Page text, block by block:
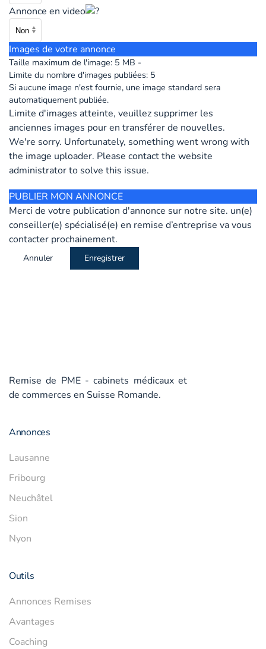
Annonce en video
Images de votre annonce
Taille maximum de l'image: 5 MB
Limite du nombre d'images publiées: 5
Si aucune image n'est fournie, une image standard sera
automatiquement publiée.
Limite d'images atteinte, veuillez supprimer les
anciennes images pour en transférer de nouvelles.
We're sorry. Unfortunately, something went wrong with
the image uploader. Please contact the website
administrator to solve this issue.
PUBLIER MON ANNONCE
Merci de votre publication d'annonce sur notre site. un(e)
conseiller(e) spécialisé(e) en remise d’entreprise va vous
contacter prochainement.
Annuler Enregistrer
Remise de PME - cabinets médicaux et
de commerces en Suisse Romande.
Annonces
Lausanne
Fribourg
Neuchâtel
Sion
Nyon
Outils
Annonces Remises
Avantages
Coaching